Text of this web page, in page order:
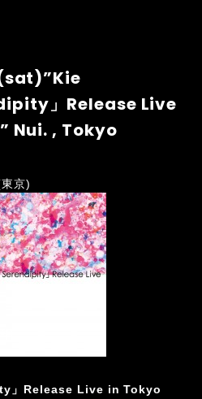
」Release Live
Nui. , Tokyo
京)
」Release Live in Tokyo